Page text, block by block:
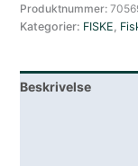
Sort
A
8
antall
Produktnummer:
Kategorier: FISKE,
Beskrivelse